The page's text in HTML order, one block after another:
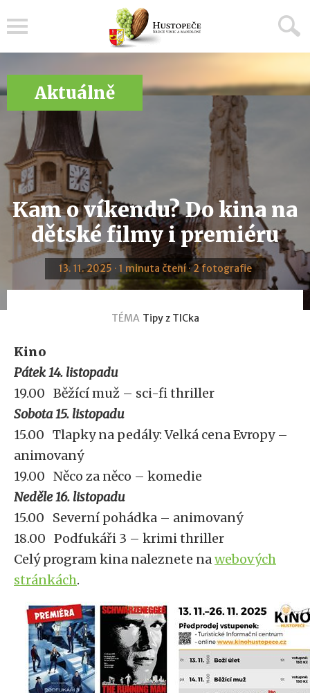
Aktuálně
Kam o víkendu? Do kina na
dětské filmy i premiéru
13. 11. 2025 · 1 minuta čtení · 2 fotografie
TÉMA Tipy z TICka
Kino
Pátek 14. listopadu
19.00 Běžící muž – sci-fi thriller
Sobota 15. listopadu
15.00 Tlapky na pedály: Velká cena Evropy –
animovaný
19.00 Něco za něco – komedie
Neděle 16. listopadu
15.00 Severní pohádka – animovaný
18.00 Podfukáři 3 – krimi thriller
Celý program kina naleznete nawebových
stránkách.